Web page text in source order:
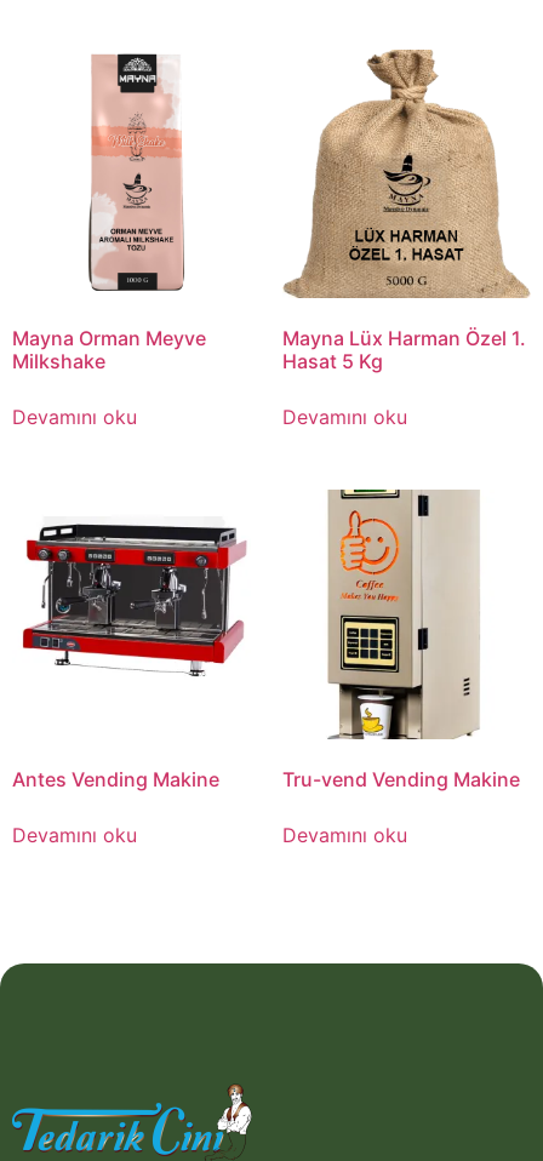
Mayna Orman Meyve
Milkshake
Devamını oku
Mayna Lüx Harman Özel 1.
Hasat 5 Kg
Devamını oku
Antes Vending Makine
Devamını oku
Tru-vend Vending Makine
Devamını oku